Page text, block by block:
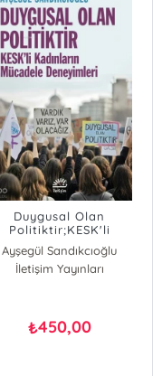
Duygusal Olan
Politiktir;KESK'li
Kadınların Mücadele
Deneyimleri
Ayşegül Sandıkcıoğlu
İletişim Yayınları
₺450,00